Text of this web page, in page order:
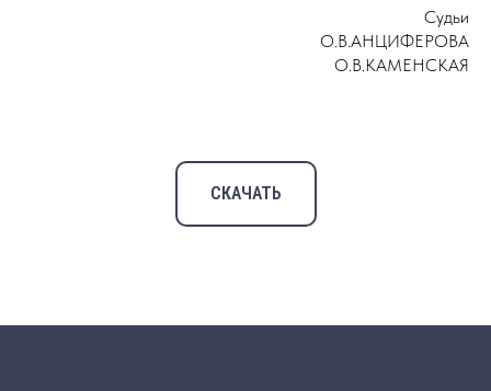
Судьи
О.В.АНЦИФЕРОВА
О.В.КАМЕНСКАЯ
СКАЧАТЬ